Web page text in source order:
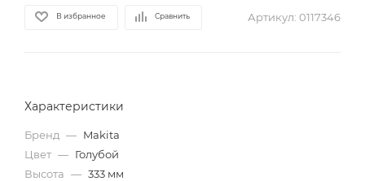
В избранное Сравнить Артикул: 0117346
Характеристики
Бренд — Makita
Цвет — Голубой
Высота — 333 мм